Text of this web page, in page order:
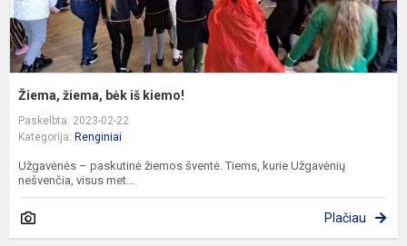
Žiema, žiema, bėk iš kiemo!
Paskelbta: 2023-02-22
Kategorija: Renginiai
Užgavėnės – paskutinė žiemos šventė. Tiems, kurie Užgavėnių
nešvenčia, visus met...
Plačiau